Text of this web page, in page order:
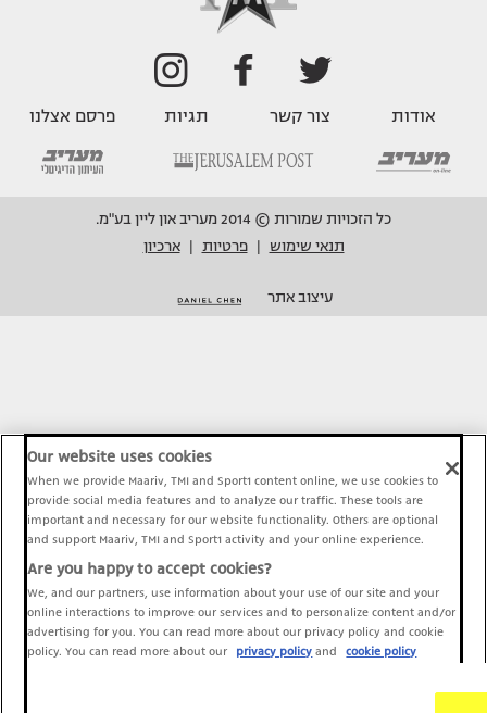
אודות צור קשר תגיות פרסם אצלנו
כל הזכויות שמורות © 2014 מעריב און ליין בע"מ.
תנאי שימוש
פרטיות ארכיון
עיצוב אתר
Our website uses cookies
When we provide Maariv, TMI and Sport1 content online, we use cookies to
provide social media features and to analyze our traffic. These tools are
important and necessary for our website functionality. Others are optional
and support Maariv, TMI and Sport1 activity and your online experience.
Are you happy to accept cookies?
We, and our partners, use information about your use of our site and your
online interactions to improve our services and to personalize content and/or
advertising for you. You can read more about our privacy policy and cookie
policy. You can read more about our
privacy policy and cookie policy